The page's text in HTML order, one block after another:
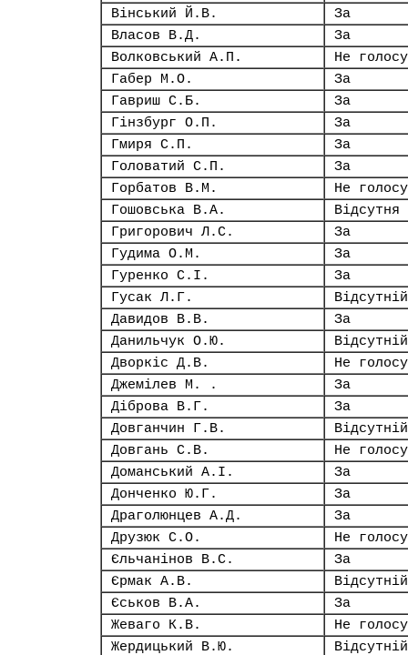
Вінський Й.В.
За
Власов В.Д.
За
Волковський А.П.
Не
Габер М.О.
За
Гавриш С.Б.
За
Гінзбург О.П.
За
Гмиря С.П.
За
Головатий С.П.
За
Горбатов В.М.
Не
Гошовська В.А.
Відсутня
Григорович Л.С.
За
Гудима О.М.
За
Гуренко С.І.
За
Гусак Л.Г.
Відсутній
Давидов В.В.
За
Данильчук О.Ю.
Відсутній
Дворкіс Д.В.
Не
Джемілев М. .
За
Діброва В.Г.
За
Довганчин Г.В.
Відсутній
Довгань С.В.
Не
Доманський А.І.
За
Донченко Ю.Г.
За
Драголюнцев А.Д.
За
Друзюк С.О.
Не
Єльчанінов В.С.
За
Єрмак А.В.
Відсутній
Єськов В.А.
За
Жеваго К.В.
Не
Жердицький В.Ю.
Відсутній